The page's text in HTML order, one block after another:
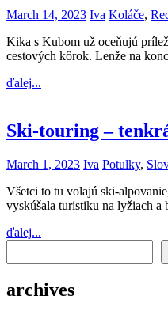
March 14, 2023 Iva Koláče,
Kika s Kubom už oceňujú
cestových kôrok. Lenže na
ďalej...
Ski-touring –
March 1, 2023 Iva Potulky,
Všetci to tu volajú ski-
vyskúšala turistiku na lyžiach
ďalej...
archives